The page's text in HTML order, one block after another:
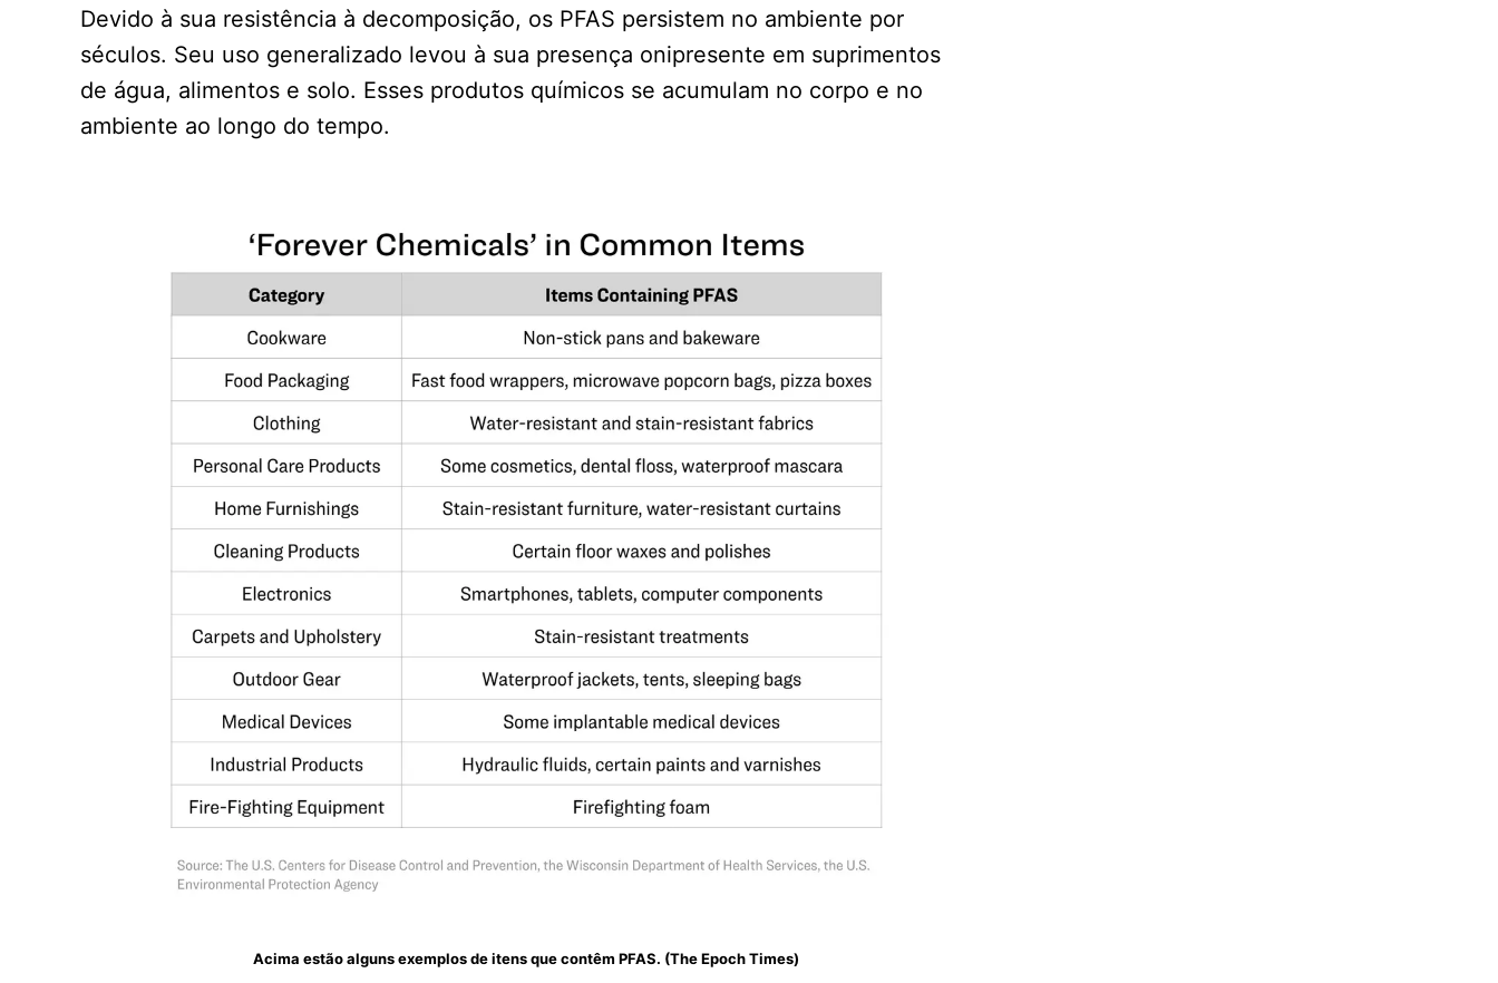
Devido à sua resistência à decomposição, os PFAS persistem no ambiente por
séculos. Seu uso generalizado levou à sua presença onipresente em suprimentos
de água, alimentos e solo. Esses produtos químicos se acumulam no corpo e no
ambiente ao longo do tempo.
Acima estão alguns exemplos de itens que contêm PFAS. (The Epoch Times)